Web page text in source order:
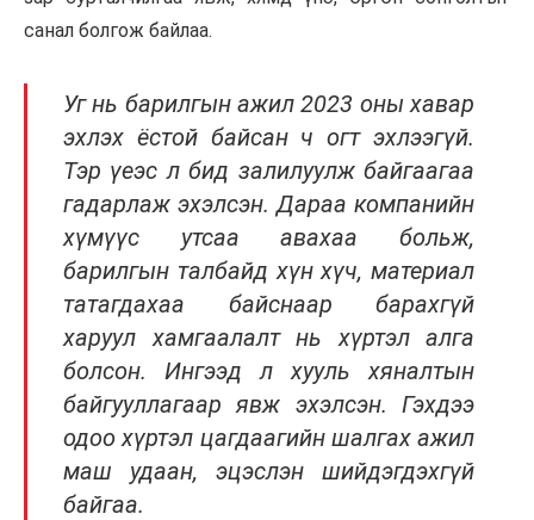
санал болгож байлаа.
Уг нь барилгын ажил 2023 оны хавар
эхлэх ёстой байсан ч огт эхлээгүй.
Тэр үеэс л бид залилуулж байгаагаа
гадарлаж эхэлсэн. Дараа компанийн
хүмүүс утсаа авахаа больж,
барилгын талбайд хүн хүч, материал
татагдахаа байснаар барахгүй
харуул хамгаалалт нь хүртэл алга
болсон. Ингээд л хууль хяналтын
байгууллагаар явж эхэлсэн. Гэхдээ
одоо хүртэл цагдаагийн шалгах ажил
маш удаан, эцэслэн шийдэгдэхгүй
байгаа.